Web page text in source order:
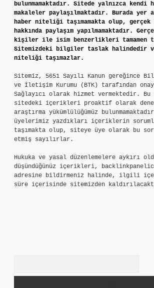
bulunmamaktadır. Sitede yalnızca kendi
makaleler paylaşılmaktadır. Burada
haber niteliği taşımamakta olup,
hakkında paylaşım yapılmamaktadır.
kişiler ile isim benzerlikleri tamamen
Sitemizdeki bilgiler taslak halindedir
niteliği taşımazlar.
Sitemiz, 5651 Sayılı Kanun gereğince
ve İletişim Kurumu (BTK) tarafından
Sağlayıcı olarak hizmet vermektedir. Bu
sitedeki içerikleri proaktif olarak
araştırma yükümlülüğümüz
üyelerimiz yazdıkları içeriklerin
taşımakta olup, siteye üye olarak bu
etmiş sayılırlar.
Hukuka ve yasal düzenlemelere aykırı
düşündüğünüz içerikleri,
adresine bildirmeniz halinde, ilgili
süre içerisinde sitemizden